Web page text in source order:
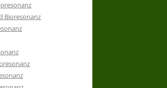
Bioresonanz